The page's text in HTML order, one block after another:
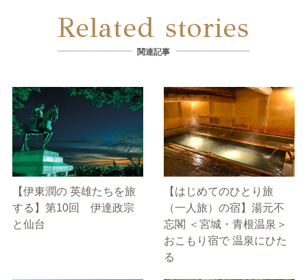
Related stories
関連記事
【伊東潤の 英雄たちを旅
する】第10回 伊達政宗
と仙台
【はじめてのひとり旅
（一人旅）の宿】湯元不
忘閣 ＜宮城・青根温泉＞
おこもり宿で 温泉にひた
る